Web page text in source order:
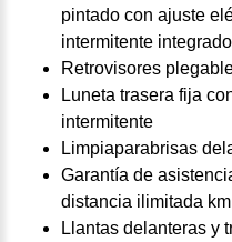
pintado con ajuste
intermitente integrado
Retrovisores
Luneta trasera fija
intermitente
Limpiaparabrisas
Garantía de
distancia ilimitada km
Llantas delanteras y